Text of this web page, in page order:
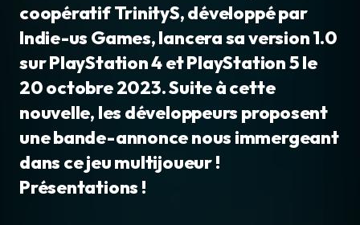
coopératif TrinityS, développé par
Indie-us Games, lancera sa version 1.0
sur PlayStation 4 et PlayStation 5 le
20 octobre 2023. Suite à cette
nouvelle, les développeurs proposent
une bande-annonce nous immergeant
dans ce jeu multijoueur !
Présentations !